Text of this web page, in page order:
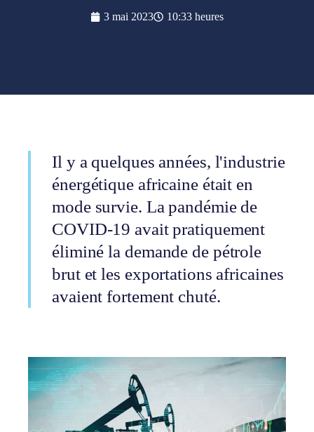
3 mai 2023 10:33 heures
Il y a quelques années, l'industrie
énergétique africaine était en
mode survie. La pandémie de
COVID-19 avait pratiquement
éliminé la demande de pétrole
brut et les exportations africaines
avaient fortement chuté.